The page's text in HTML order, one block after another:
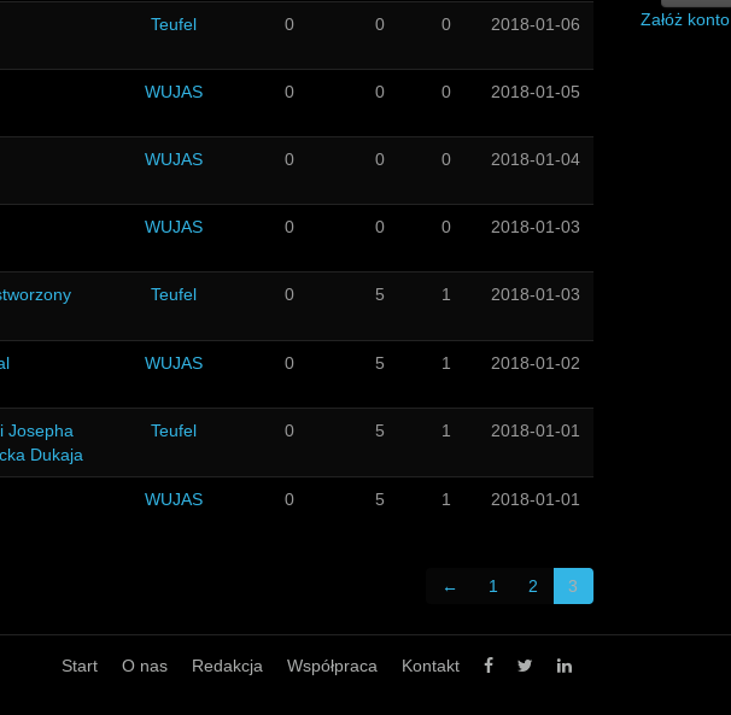
Teufel 0 0 0 2018-01-06
WUJAS 0 0 0 2018-01-05
WUJAS 0 0 0 2018-01-04
WUJAS 0 0 0 2018-01-03
Teufel 0 5 1 2018-01-03
WUJAS 0 5 1 2018-01-02
Josepha
Dukaja
Teufel 0 5 1 2018-01-01
WUJAS 0 5 1 2018-01-01
← 1 2 3
Załóż konto
Start O nas Redakcja Współpraca Kontakt